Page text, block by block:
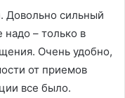
Довольно сильный
надо – только в
Очень удобно,
от приемов
все было.